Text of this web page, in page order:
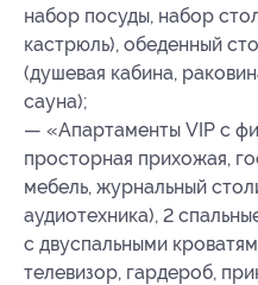
набор посуды, набор
кастрюль), обеденный
(душевая кабина,
сауна);
— «Апартаменты VIP с
просторная прихожая,
мебель, журнальный
аудиотехника), 2
с двуспальными
телевизор, гардероб,